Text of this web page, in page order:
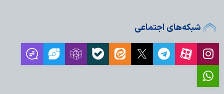
شبکه‌های اجتماعی